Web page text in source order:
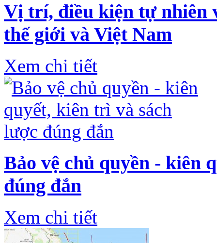
Vị trí, điều kiện tự nhiên
thế giới và Việt Nam
Xem chi tiết
Bảo vệ chủ quyền - kiên
đúng đắn
Xem chi tiết